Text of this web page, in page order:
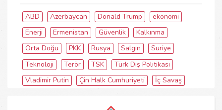
ABD Azerbaycan Donald Trump
ekonomi
Enerji
Ermenistan Güvenlik
Kalkınma
Orta Doğu
PKK Rusya Salgın
Suriye
Teknoloji
Terör TSK
Türk Dış Politikası
Vladimir Putin
Çin Halk Cumhuriyeti İç Savaş